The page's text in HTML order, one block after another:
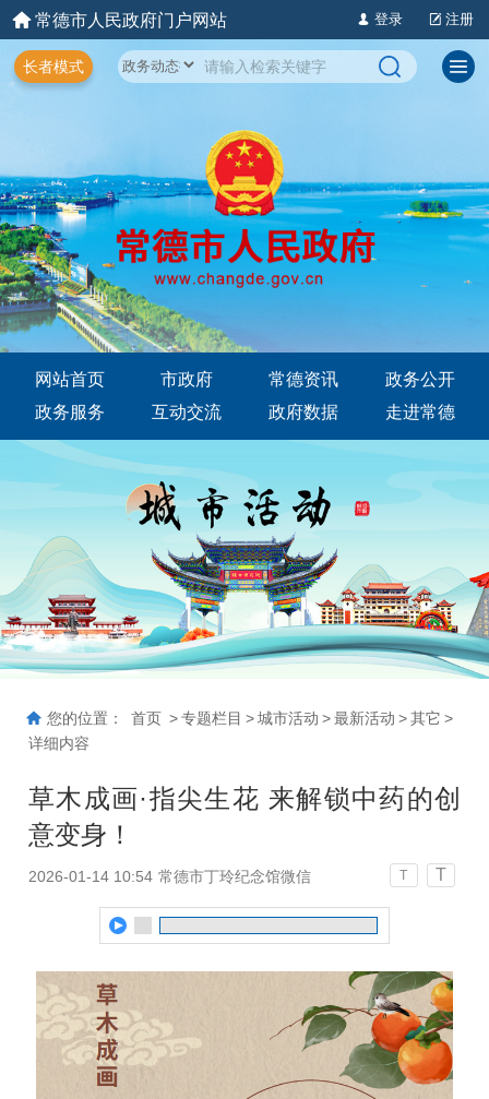
常德市人民政府门户网站 登录 注册
长者模式
网站首页 市政府 常德资讯
政务公开
政务服务
互动交流 政府数据 走进常德
您的位置： 首页 > 专题栏目 > 城市活动 > 最新活动 > 其它 >
详细内容
草木成画·指尖生花 来解锁中药的创
意变身！
2026-01-14 10:54 常德市丁玲纪念馆微信 T T